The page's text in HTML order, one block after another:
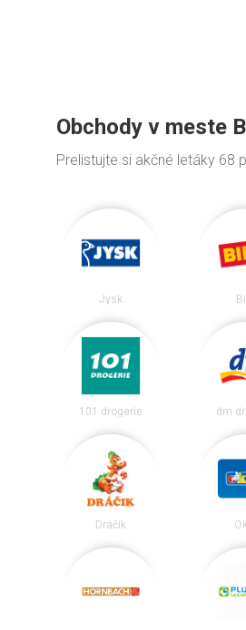
Obchody v meste
Prelistujte si akčné letáky 68
Jysk
101 drogerie dm
Dráčik